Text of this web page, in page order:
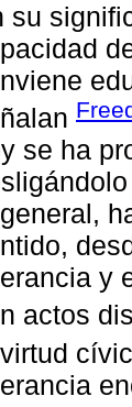
su
se ha
y
actos